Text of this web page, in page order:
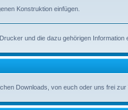
Konstruktion einfügen.
und die dazu gehörigen Information
Downloads, von euch oder uns frei zur